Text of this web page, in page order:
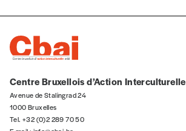
Centre Bruxellois d’Action Interculturelle
Avenue de Stalingrad 24
1000 Bruxelles
Tel. +32 (0)2 289 70 50